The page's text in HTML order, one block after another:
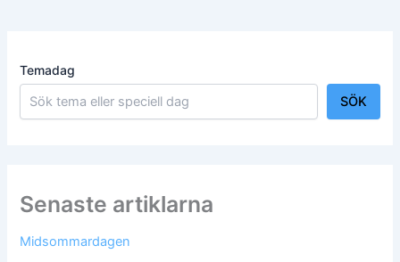
Temadag
SÖK
Senaste artiklarna
Midsommardagen